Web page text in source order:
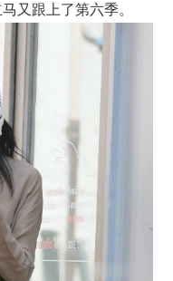
又跟上了第六季。